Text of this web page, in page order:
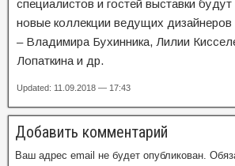
специалистов и гостей выставки
новые коллекции ведущих дизайнеров
– Владимира Бухинника, Лилии
Лопаткина и др.
Updated: 11.09.2018 — 17:43
Добавить комментарий
Ваш адрес email не будет опубликован.